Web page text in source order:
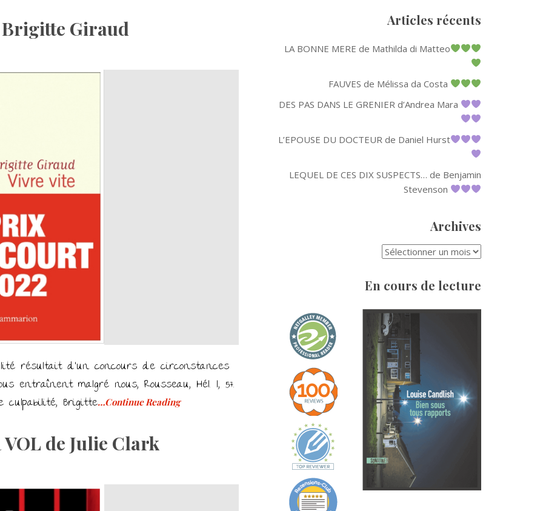
Brigitte Giraud
résultait d’un concours de circonstances
malgré nous, Rousseau, Hél. I, 57.
culpabilité, Brigitte…Continue Reading
VOL de Julie Clark
Articles récents
LA BONNE MERE de Mathilda di Matteo
FAUVES de Mélissa da Costa
DES PAS DANS LE GRENIER d’Andrea Mara
L’EPOUSE DU DOCTEUR de Daniel Hurst
LEQUEL DE CES DIX SUSPECTS… de Benjamin
Stevenson
Archives
En cours de lecture